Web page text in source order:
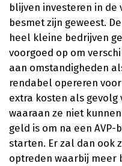
blijven investeren in de
besmet zijn geweest.
heel kleine bedrijven
voorgoed op om
aan omstandigheden
rendabel opereren
extra kosten als
waaraan ze niet
geld is om na een
starten. Er zal dan ook
optreden waarbij meer